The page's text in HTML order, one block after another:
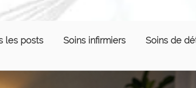
les posts Soins infirmiers Soins de
Équilibre de vie Relations humaines